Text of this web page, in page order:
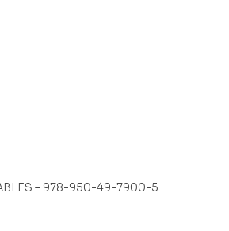
– 978-950-49-7900-5